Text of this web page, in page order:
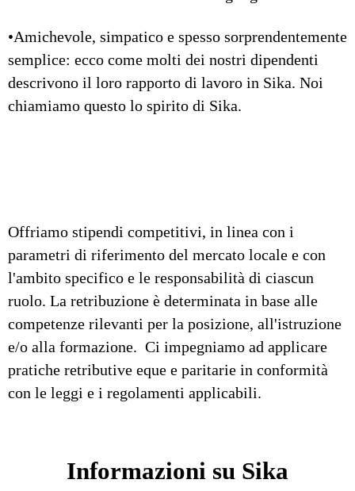
•Amichevole, simpatico e spesso sorprendentemente
semplice: ecco come molti dei nostri dipendenti
descrivono il loro rapporto di lavoro in Sika. Noi
chiamiamo questo lo spirito di Sika.
Offriamo stipendi competitivi, in linea con i
parametri di riferimento del mercato locale e con
l'ambito specifico e le responsabilità di ciascun
ruolo. La retribuzione è determinata in base alle
competenze rilevanti per la posizione, all'istruzione
e/o alla formazione. Ci impegniamo ad applicare
pratiche retributive eque e paritarie in conformità
con le leggi e i regolamenti applicabili.
Informazioni su Sika